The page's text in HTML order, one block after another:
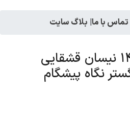
تماس با ما| بلاگ سایت
عرضه خرداد ۱۴۰۵ نیسان قشقایی
نگاه پیشگام